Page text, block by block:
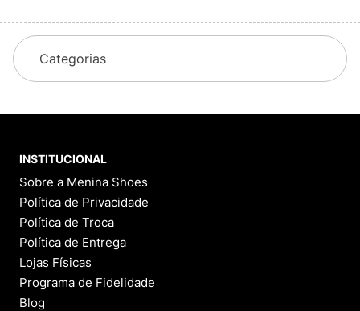
Categorias
INSTITUCIONAL
Sobre a Menina Shoes
Política de Privacidade
Política de Troca
Política de Entrega
Lojas Físicas
Programa de Fidelidade
Blog